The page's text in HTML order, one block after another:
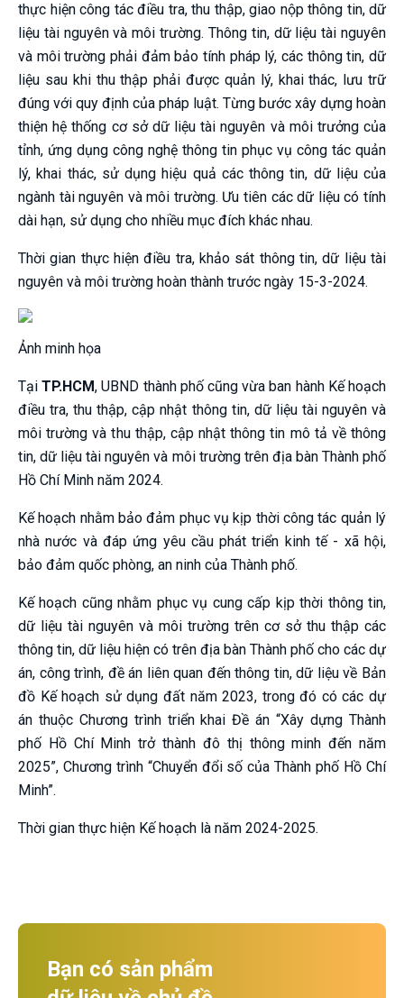
thực hiện công tác điều tra, thu thập, giao nộp thông tin, dữ
liệu tài nguyên và môi trường. Thông tin, dữ liệu tài nguyên
và môi trường phải đảm bảo tính pháp lý, các thông tin, dữ
liệu sau khi thu thập phải được quản lý, khai thác, lưu trữ
đúng với quy định của pháp luật. Từng bước xây dựng hoàn
thiện hệ thống cơ sở dữ liệu tài nguyên và môi trưởng của
tỉnh, ứng dụng công nghệ thông tin phục vụ công tác quản
lý, khai thác, sử dụng hiệu quả các thông tin, dữ liệu của
ngành tài nguyên và môi trường. Ưu tiên các dữ liệu có tính
dài hạn, sử dụng cho nhiều mục đích khác nhau.
Thời gian thực hiện điều tra, khảo sát thông tin, dữ liệu tài
nguyên và môi trường hoàn thành trước ngày 15-3-2024.
Ảnh minh họa
TạiTP.HCM, UBND thành phố cũng vừa ban hành Kế hoạch
điều tra, thu thập, cập nhật thông tin, dữ liệu tài nguyên và
môi trường và thu thập, cập nhật thông tin mô tả về thông
tin, dữ liệu tài nguyên và môi trường trên địa bàn Thành phố
Hồ Chí Minh năm 2024.
Kế hoạch nhằm bảo đảm phục vụ kịp thời công tác quản lý
nhà nước và đáp ứng yêu cầu phát triển kinh tế - xã hội,
bảo đảm quốc phòng, an ninh của Thành phố.
Kế hoạch cũng nhằm phục vụ cung cấp kịp thời thông tin,
dữ liệu tài nguyên và môi trường trên cơ sở thu thập các
thông tin, dữ liệu hiện có trên địa bàn Thành phố cho các dự
án, công trình, đề án liên quan đến thông tin, dữ liệu về Bản
đồ Kế hoạch sử dụng đất năm 2023, trong đó có các dự
án thuộc Chương trình triển khai Đề án “Xây dựng Thành
phố Hồ Chí Minh trở thành đô thị thông minh đến năm
2025”, Chương trình “Chuyển đổi số của Thành phố Hồ Chí
Minh”.
Thời gian thực hiện Kế hoạch là năm 2024-2025.
Bạn có sản phẩm